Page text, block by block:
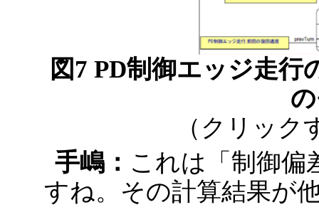
図7 PD制御エッジ走
（クリッ
手嶋： これは「制御偏
すね。その計算結果が